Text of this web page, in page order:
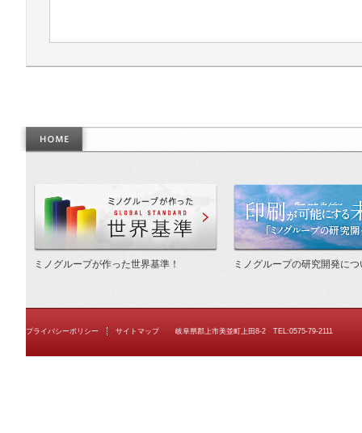
作った世界基準
ミノグループが作った世界基準！ ミノグループの研究開発につ
プライバシーポリシー サイトマップ 岐阜県郡上市美並町上田8-2 TEL:0575-79-2111